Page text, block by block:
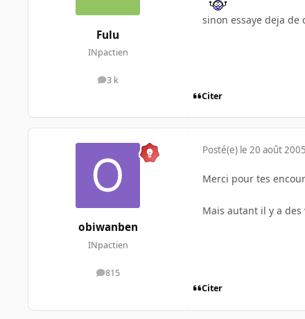
Fulu
INpactien
3 k
messages
sinon essaye deja
Citer
obiwanben
INpactien
815
messages
Posté(e) le 20 août 2005
Merci pour tes
Mais autant il y a
Citer